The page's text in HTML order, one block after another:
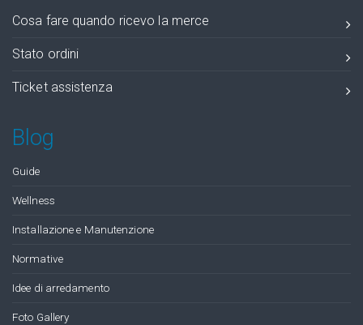
Cosa fare quando ricevo la merce
Stato ordini
Ticket assistenza
Blog
Guide
Wellness
Installazione e Manutenzione
Normative
Idee di arredamento
Foto Gallery